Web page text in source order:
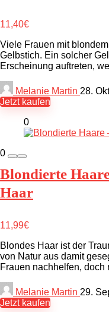
11,40€
Viele Frauen mit
Gelbstich. Ein solcher
Erscheinung auftreten,
Melanie Martin 28.
Jetzt kaufen
0
0
Blondierte
Haar
11,99€
Blondes Haar ist der
von Natur aus damit
Frauen nachhelfen, doch
Melanie Martin 29.
Jetzt kaufen